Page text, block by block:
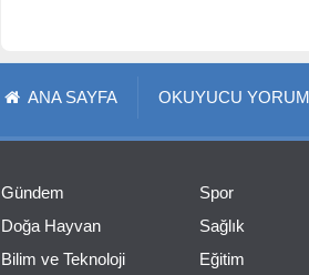
ANA SAYFA OKUYUCU
Gündem
Doğa Hayvan
Bilim ve Teknoloji
Spor
Sağlık
Eğitim